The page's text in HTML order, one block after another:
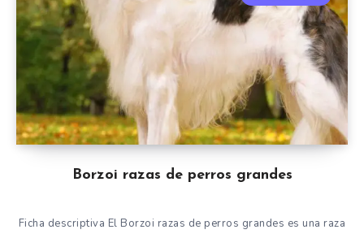
Borzoi razas de perros grandes
Ficha descriptiva El Borzoi razas de perros grandes es una raza